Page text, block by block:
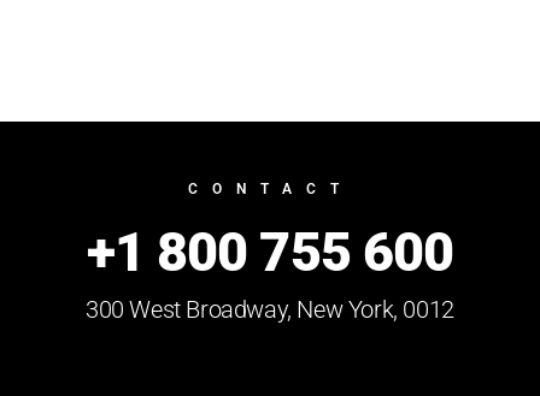
CONTACT
+1 800 755 600
300 West Broadway, New York, 0012